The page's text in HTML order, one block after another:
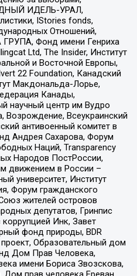
ИДЕЛЬ-УРАЛ,
IStories fonds,
Отношений,
Фонд имени Генриха
Ltd, The Insider, Институт
и Восточной Европы,
22 Foundation, Канадский
Макдональда-Лорье,
Канады,
научный центр им Вудро
Возрождение, Всеукраинский
антивоенный комитет в
Андрея Сахарова, Форум
Наций, Transparеncy
Народов ПостРоссии,
движением в России –
университет, Институт
Форум гражданского
жителей островов
депутатов, Гринпис
Инк, Завет
фонд природы, BDR
Образовательный дом
Дом Прав Человека,
имени Бориса Звозскова,